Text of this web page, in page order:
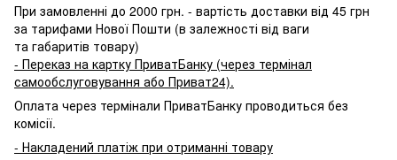
При замовленні до 2000 грн. - вартість доставки від 45 грн
за тарифами Нової Пошти (в залежності від ваги
та габаритів товару)
- Переказ на картку ПриватБанку (через термінал
самообслуговування або Приват24).
Оплата через термінали ПриватБанку проводиться без
комісії.
- Накладений платіж при отриманні товару